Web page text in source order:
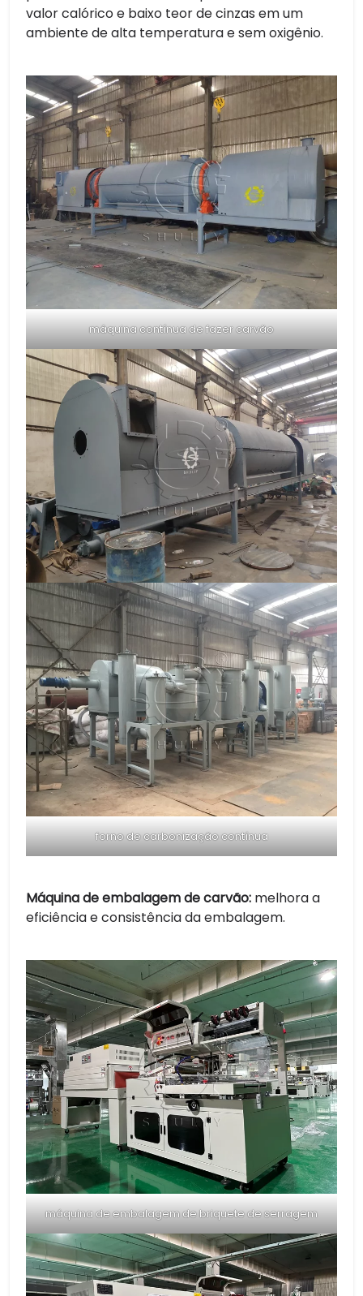
valor calórico e baixo teor de cinzas em um
ambiente de alta temperatura e sem oxigênio.
máquina contínua de fazer carvão
forno de carbonização contínua
Máquina de embalagem de carvão: melhora a
eficiência e consistência da embalagem.
máquina de embalagem de briquete de serragem